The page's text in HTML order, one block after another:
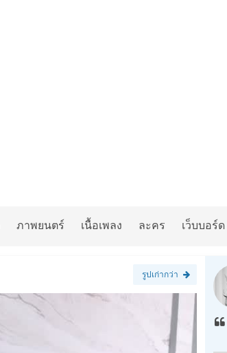
ภาพยนตร์ เนื้อเพลง ละคร เว็บบอร์ด
รูปเก่ากว่า